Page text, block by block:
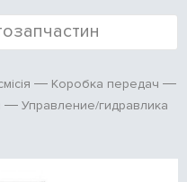
Коробка передач
Управление/гидравлика